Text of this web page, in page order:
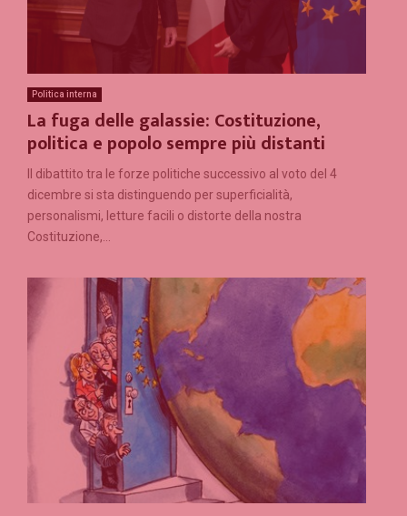
Politica interna
La fuga delle galassie: Costituzione,
politica e popolo sempre più distanti
Il dibattito tra le forze politiche successivo al voto del 4
dicembre si sta distinguendo per superficialità,
personalismi, letture facili o distorte della nostra
Costituzione,...